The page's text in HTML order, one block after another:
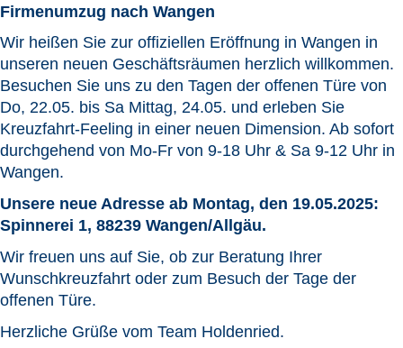
Firmenumzug nach Wangen
Wir heißen Sie zur offiziellen Eröffnung in Wangen in
unseren neuen Geschäftsräumen herzlich willkommen.
Besuchen Sie uns zu den Tagen der offenen Türe von
Do, 22.05. bis Sa Mittag, 24.05. und erleben Sie
Kreuzfahrt-Feeling in einer neuen Dimension. Ab sofort
durchgehend von Mo-Fr von 9-18 Uhr & Sa 9-12 Uhr in
Wangen.
Unsere neue Adresse ab Montag, den 19.05.2025:
Spinnerei 1, 88239 Wangen/Allgäu.
Wir freuen uns auf Sie, ob zur Beratung Ihrer
Wunschkreuzfahrt oder zum Besuch der Tage der
offenen Türe.
Herzliche Grüße vom Team Holdenried.